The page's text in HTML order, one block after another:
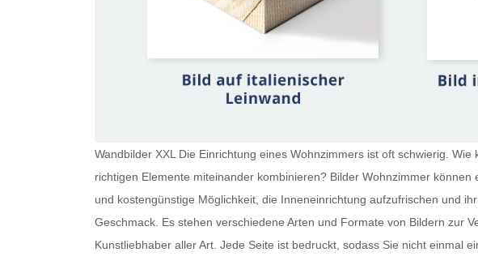
Wandbilder XXL Die Einrichtung eines Wohnzimmers ist oft schwierig.
richtigen Elemente miteinander kombinieren? Bilder Wohnzimmer können
und kostengünstige Möglichkeit, die Inneneinrichtung aufzufrischen und
Geschmack. Es stehen verschiedene Arten und Formate von Bildern zur
Kunstliebhaber aller Art. Jede Seite ist bedruckt, sodass Sie nicht einmal